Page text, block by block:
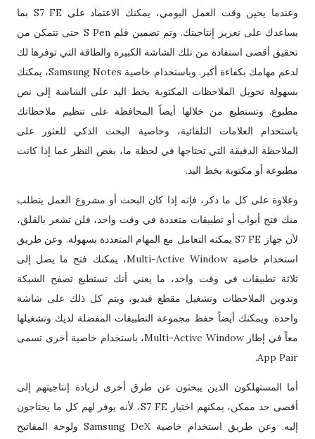
وعندما يحين وقت العمل اليومي، يمكنك الاعتماد على S7 FE بما
يساعدك على تعزيز إنتاجيتك. وتم تضمين قلم S Pen حتى تتمكن من
تحقيق أقصى استفادة من تلك الشاشة الكبيرة والطاقة التي توفرها لك
لدعم مهامك بكفاءة أكبر. وباستخدام خاصية Samsung Notes، يمكنك
بسهولة تحويل الملاحظات المكتوبة بخط اليد على الشاشة إلى نص
مطبوع. وتستطيع من خلالها أيضاً المحافظة على تنظيم ملاحظاتك
باستخدام العلامات التلقائية، وخاصية البحث الذكي للعثور على
الملاحظة الدقيقة التي تحتاجها في لحظة ما، بغض النظر عما إذا كانت
مطبوعة أو مكتوبة بخط اليد.
وعلاوة على كل ما ذكر، فإنه إذا كان البحث أو مشروع العمل يتطلب
منك فتح أبواب أو تطبيقات متعددة في وقت واحد، فلن تشعر بالقلق،
لأن جهاز S7 FE يمكنه التعامل مع المهام المتعددة بسهولة. وعن طريق
استخدام خاصية Multi-Active Window، يمكنك فتح ما يصل إلى
ثلاثة تطبيقات في وقت واحد، ما يعني أنك تستطيع تصفح الشبكة
وتدوين الملاحظات وتشغيل مقطع فيديو، ويتم كل ذلك على شاشة
واحدة. ويمكنك أيضاً حفظ مجموعة التطبيقات المفضلة لديك وتشغيلها
معاً في إطار Multi-Active Window، باستخدام خاصية أخرى تسمى
App Pair.
أما المستهلكون الذين يبحثون عن طرق أخرى لزيادة إنتاجيتهم إلى
أقصى حد ممكن، يمكنهم اختيار S7 FE، لأنه يوفر لهم كل ما يحتاجون
إليه. وعن طريق استخدام خاصية Samsung DeX ولوحة المفاتيح